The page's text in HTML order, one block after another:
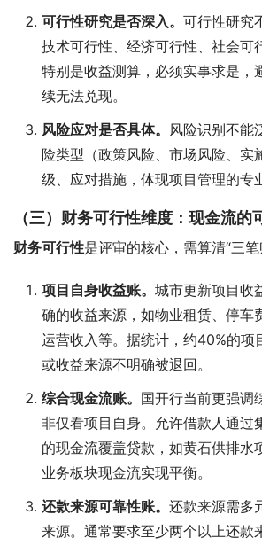
可行性研究是否深入。 可行性研究
技术可行性、经济可行性、社会可
特别是收益测算，必须实事求是，
续无法兑现。
风险应对是否具体。 风险识别不能
险类型（政策风险、市场风险、实
级、应对措施，体现项目管理的专
（三）财务可行性维度：现金流的
财务可行性是评审的核心，需算清“三笔
项目自身收益账。 城市更新项目收
确的收益来源，如物业租赁、停车
运营收入等。据统计，约40%的项
或收益来源不明确被退回。
综合现金流账。 国开行当前更强调
非仅看项目自身。允许借款人通过
的现金流覆盖贷款，如黄石供排水
业务板块现金流实现平衡。
还款来源可靠性账。 还款来源需多
来源。通常要求至少两个以上还款